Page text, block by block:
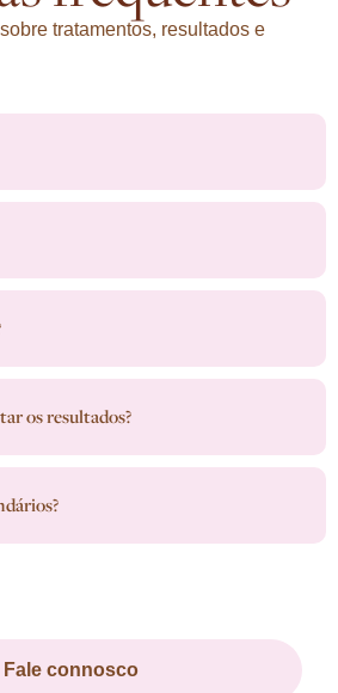
tratamentos, resultados e
os resultados?
Fale connosco